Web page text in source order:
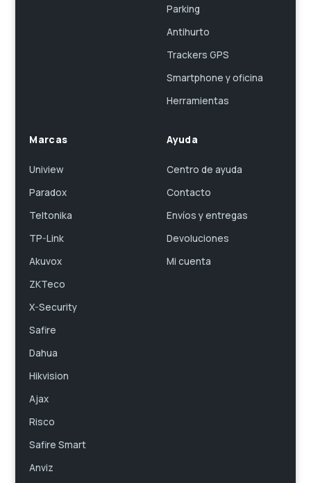
Parking
Antihurto
Trackers GPS
Smartphone y oficina
Herramientas
Marcas
Uniview
Paradox
Teltonika
TP-Link
Akuvox
ZKTeco
X-Security
Safire
Dahua
Hikvision
Ajax
Risco
Safire Smart
Anviz
Ayuda
Centro de ayuda
Contacto
Envíos y entregas
Devoluciones
Mi cuenta